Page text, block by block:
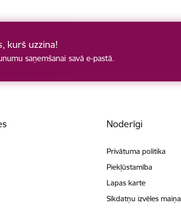
kurš uzzina!
saņemšanai savā e-pastā.
Noderīgi
Privātuma politika
Piekļūstamība
Lapas karte
Sīkdatņu izvēles maiņa